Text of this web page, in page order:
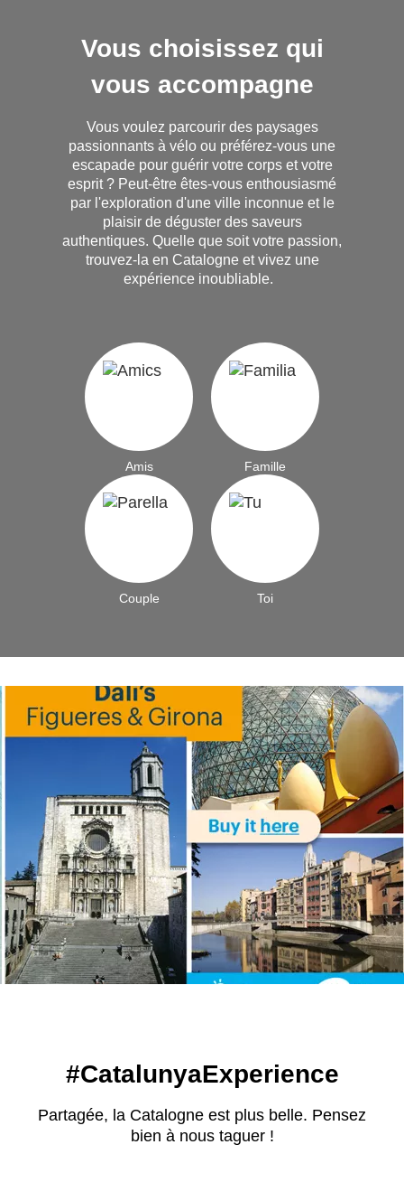
Vous choisissez qui
vous accompagne
Vous voulez parcourir des paysages
passionnants à vélo ou préférez-vous une
escapade pour guérir votre corps et votre
esprit ? Peut-être êtes-vous enthousiasmé
par l'exploration d'une ville inconnue et le
plaisir de déguster des saveurs
authentiques. Quelle que soit votre passion,
trouvez-la en Catalogne et vivez une
expérience inoubliable.
Amis Famille
Couple Toi
#CatalunyaExperience
Partagée, la Catalogne est plus belle. Pensez
bien à nous taguer !